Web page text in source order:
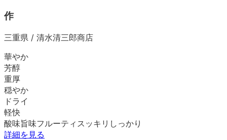
作
三重県 / 清水清三郎商店
華やか
芳醇
重厚
穏やか
ドライ
軽快
酸味旨味フルーティ スッキリ しっかり
詳細を見る